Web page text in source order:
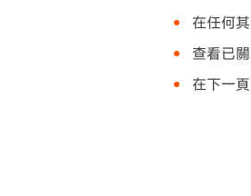
在任何
查看已
在下一